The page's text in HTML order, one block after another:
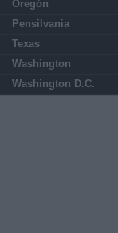
Oregón
Pensilvania
Texas
Washington
Washington D.C.